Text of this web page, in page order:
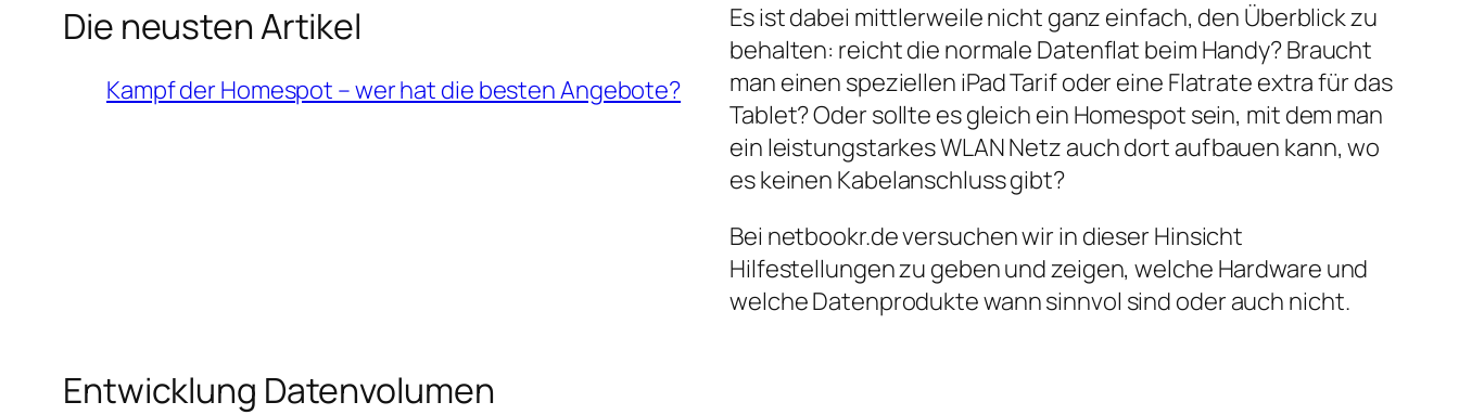
Die neusten Artikel
Kampf der Homespot – wer hat die besten Angebote?
Es ist dabei mittlerweile nicht ganz einfach, den Überblick zu
behalten: reicht die normale Datenflat beim Handy? Braucht
man einen speziellen iPad Tarif oder eine Flatrate extra für das
Tablet? Oder sollte es gleich ein Homespot sein, mit dem man
ein leistungstarkes WLAN Netz auch dort aufbauen kann, wo
es keinen Kabelanschluss gibt?
Bei netbookr.de versuchen wir in dieser Hinsicht
Hilfestellungen zu geben und zeigen, welche Hardware und
welche Datenprodukte wann sinnvol sind oder auch nicht.
Entwicklung Datenvolumen